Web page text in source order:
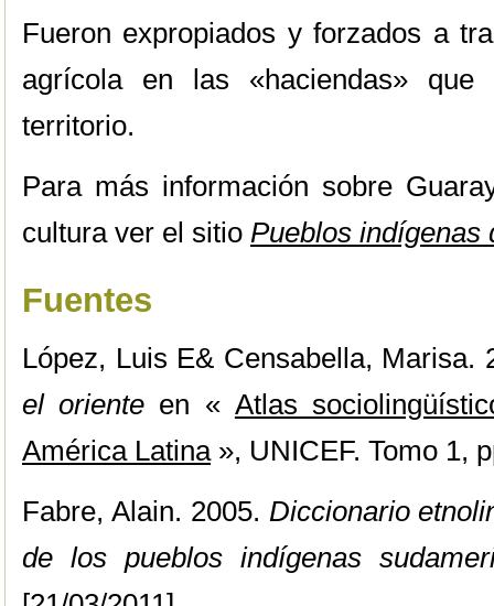
Fueron expropiados y forzados a
agrícola en las «haciendas»
territorio.
Para más información sobre
cultura ver el sitio Pueblos indígenas
Fuentes
López, Luis E& Censabella,
el oriente en « Atlas
América Latina», UNICEF. Tomo 1,
Fabre, Alain. 2005. Diccionario
de los pueblos indígenas